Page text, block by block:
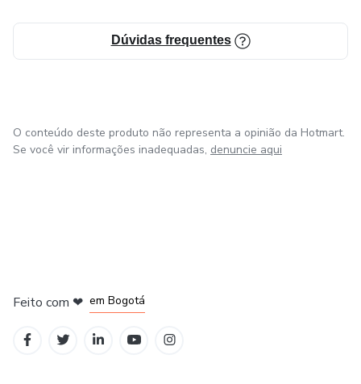
Dúvidas frequentes
O conteúdo deste produto não representa a opinião da Hotmart.
Se você vir informações inadequadas, denuncie aqui
Feito com ❤ em Bogotá